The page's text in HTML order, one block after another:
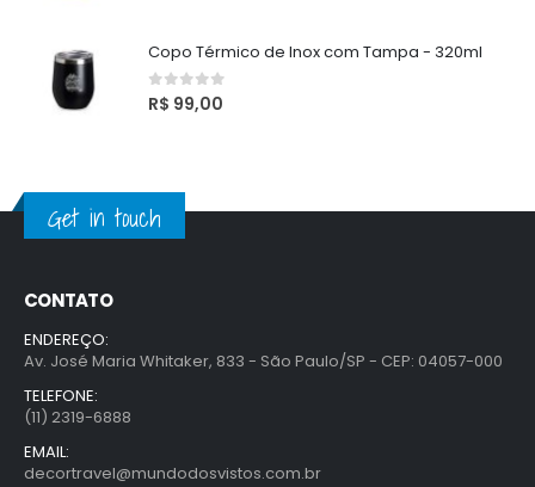
Copo Térmico de Inox com Tampa - 320ml
0out of 5
R$ 99,00
Get in touch
CONTATO
ENDEREÇO:
Av. José Maria Whitaker, 833 - São Paulo/SP - CEP: 04057-000
TELEFONE:
(11) 2319-6888
EMAIL:
decortravel@mundodosvistos.com.br